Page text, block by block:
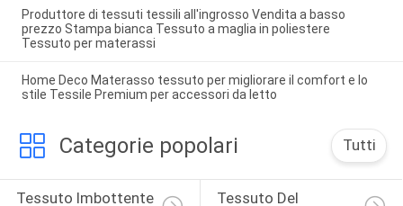
Produttore di tessuti tessili all'ingrosso Vendita a basso
prezzo Stampa bianca Tessuto a maglia in poliestere
Tessuto per materassi
Home Deco Materasso tessuto per migliorare il comfort e lo
stile Tessile Premium per accessori da letto
Categorie popolari Tutti
Tessuto Imbottente Tessuto Del